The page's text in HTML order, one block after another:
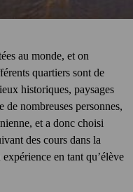
au monde, et on
quartiers sont de
historiques, paysages
nombreuses personnes,
et a donc choisi
des cours dans la
en tant qu’élève